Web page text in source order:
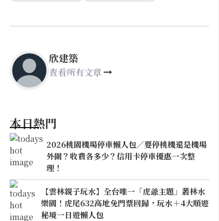
欣建築
查看所有文章
本日熱門
2026桃園機場停車懶人包／要停桃機還是機場
外圍？收費各多少？信用卡停車優惠一次整
理！
【雲林親子玩水】全台唯一「虎爺主題」叢林水
樂園！虎尾632高地免門票回歸，玩水＋4大順遊
秘境一日遊懶人包